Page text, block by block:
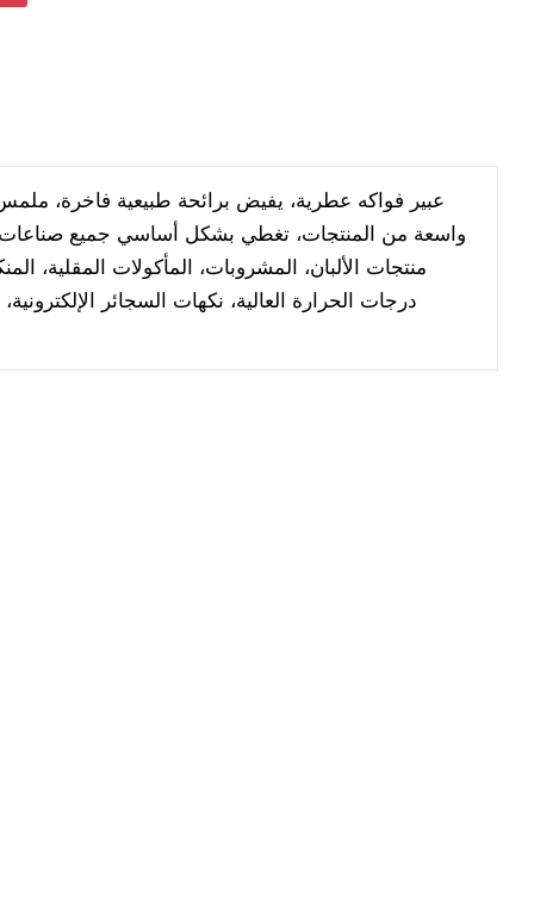
عبير فواكه عطرية، يفيض برائحة طبيعية فاخرة،
واسعة من المنتجات، تغطي بشكل أساسي جميع صناعات
منتجات الألبان، المشروبات، المأكولات المقلية،
درجات الحرارة العالية، نكهات السجائر